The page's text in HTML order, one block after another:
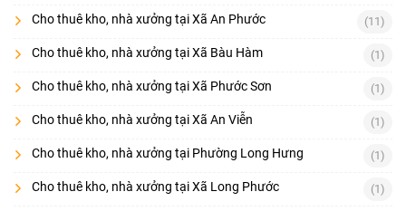
Cho thuê kho, nhà xưởng tại Xã An Phước (11)
Cho thuê kho, nhà xưởng tại Xã Bàu Hàm (1)
Cho thuê kho, nhà xưởng tại Xã Phước Sơn (1)
Cho thuê kho, nhà xưởng tại Xã An Viễn (1)
Cho thuê kho, nhà xưởng tại Phường Long Hưng (1)
Cho thuê kho, nhà xưởng tại Xã Long Phước (1)